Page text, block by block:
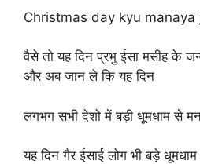
Christmas day kyu manaya
वैसे तो यह दिन प्रभु ईसा मसीह के
और अब जान ले कि यह दिन
लगभग सभी देशो में बड़ी धूमधाम से
यह दिन गैर ईसाई लोग भी बड़े